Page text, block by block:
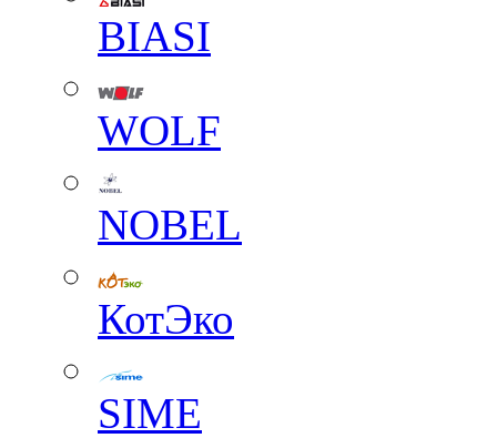
BIASI
WOLF
NOBEL
КотЭко
SIME